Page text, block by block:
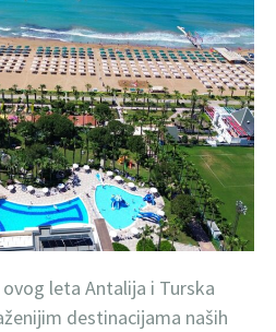
leta Antalija i Turska
destinacijama naših